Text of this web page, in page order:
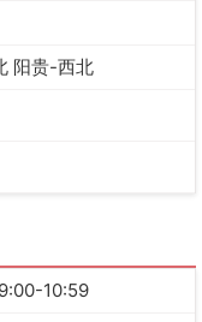
阳贵-西北
10:59